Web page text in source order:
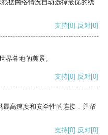
据网络情况自动选择最优的线
支持[0] 反对[0]
界各地的美景。
支持[0] 反对[0]
高速度和安全性的连接，并帮
支持[0] 反对[0]